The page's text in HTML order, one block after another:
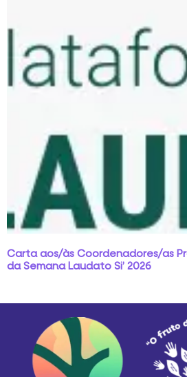
Carta aos/às Coordenadores/as
da Semana Laudato Si’ 2026